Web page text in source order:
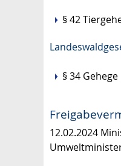
§ 42
§ 34
12.02.2024